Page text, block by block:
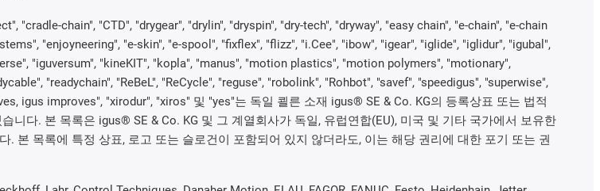
"cradle-chain", "CTD", "drygear", "drylin", "dryspin", "dry-tech", "dryway", "easy chain", "e-chain", "e-chain
"enjoyneering", "e-skin", "e-spool", "fixflex", "flizz", "i.Cee", "ibow", "igear", "iglide", "iglidur", "igubal",
"iguversum", "kineKIT", "kopla", "manus", "motion plastics", "motion polymers", "motionary",
"readychain", "ReBeL", "ReCycle", "reguse", "robolink", "Rohbot", "savef", "speedigus", "superwise",
igus improves", "xirodur", "xiros" 및 "yes"는 독일 쾰른 소재 igus® SE & Co. KG의 등록상표 또는 법적
다. 본 목록은 igus® SE & Co. KG 및 그 계열회사가 독일, 유럽연합(EU), 미국 및 기타 국가에서 보유한
본 목록에 특정 상표, 로고 또는 슬로건이 포함되어 있지 않더라도, 이는 해당 권리에 대한 포기 또는 권